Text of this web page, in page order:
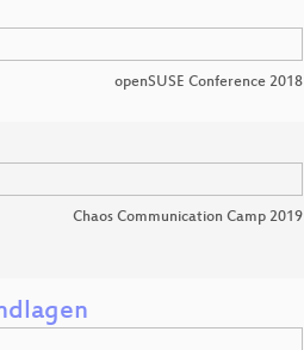
openSUSE Conference 2018
Chaos Communication Camp 2019